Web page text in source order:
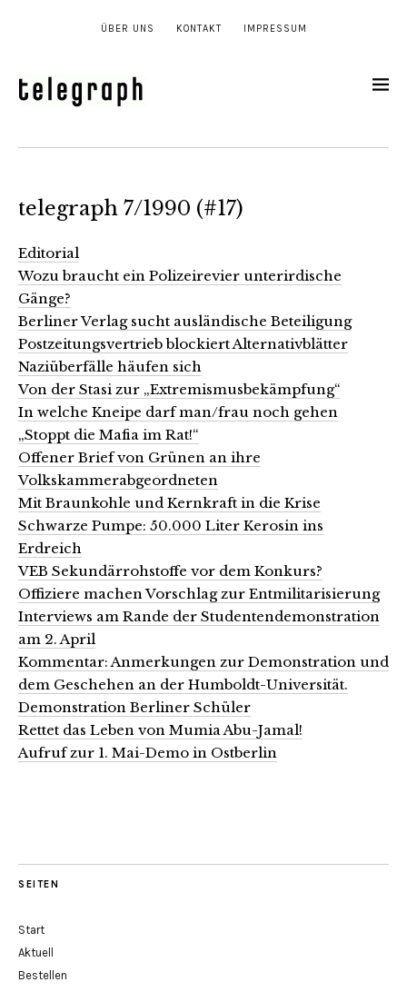
ÜBER UNS KONTAKT IMPRESSUM
telegraph 7/1990 (#17)
Editorial
Wozu braucht ein Polizeirevier unterirdische
Gänge?
Berliner Verlag sucht ausländische Beteiligung
Postzeitungsvertrieb blockiert Alternativblätter
Naziüberfälle häufen sich
Von der Stasi zur „Extremismusbekämpfung“
In welche Kneipe darf man/frau noch gehen
„Stoppt die Mafia im Rat!“
Offener Brief von Grünen an ihre
Volkskammerabgeordneten
Mit Braunkohle und Kernkraft in die Krise
Schwarze Pumpe: 50.000 Liter Kerosin ins
Erdreich
VEB Sekundärrohstoffe vor dem Konkurs?
Offiziere machen Vorschlag zur Entmilitarisierung
Interviews am Rande der Studentendemonstration
am 2. April
Kommentar: Anmerkungen zur Demonstration und
dem Geschehen an der Humboldt-Universität.
Demonstration Berliner Schüler
Rettet das Leben von Mumia Abu-Jamal!
Aufruf zur 1. Mai-Demo in Ostberlin
SEITEN
Start
Aktuell
Bestellen